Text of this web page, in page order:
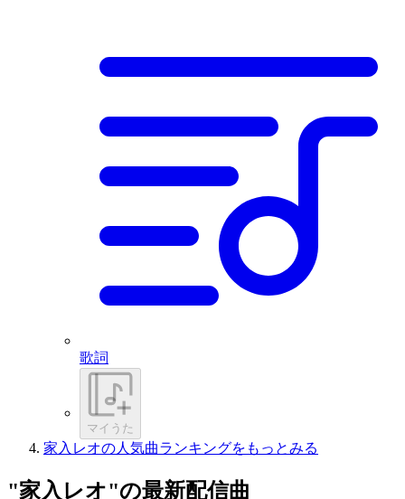
歌詞
マイうた
家入レオの人気曲ランキングをもっとみる
"家入レオ"の最新配信曲